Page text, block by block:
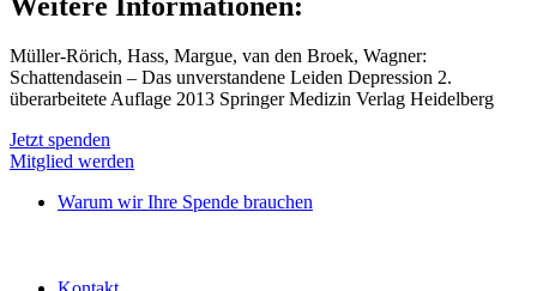
Müller-Rörich, Hass, Margue, van den Broek, Wagner:
Schattendasein – Das unverstandene Leiden Depression 2.
überarbeitete Auflage 2013 Springer Medizin Verlag Heidelberg
Jetzt spenden
Mitglied werden
Warum wir Ihre Spende brauchen